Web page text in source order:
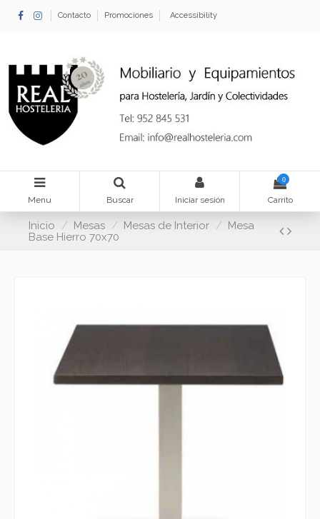
Contacto Promociones Accessibility
Menu Buscar Iniciar sesión
0
Carrito
Inicio Mesas Mesas de Interior
Mesa
Base Hierro 70x70